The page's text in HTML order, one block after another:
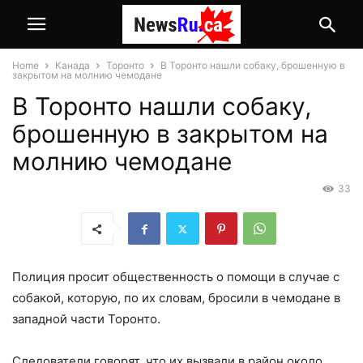
Home Канада Торонто
В Торонто нашли собаку, брошенную в
закрытом на молнию чемодане
В Торонто нашли собаку,
брошенную в закрытом на
молнию чемодане
33
Полиция просит общественность о помощи в случае с
собакой, которую, по их словам, бросили в чемодане в
западной части Торонто.